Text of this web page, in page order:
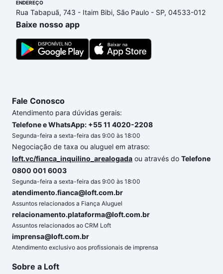
ainda tem alguma dúvida dos custos envolvidos no
processo de compra, veja em nosso portal quanto
custa comprar um apartamento
gente para comprar o imóvel dos seus sonhos com
segurança e conforto. Loft, com você até as
ENDEREÇO
Rua Tabapuã, 743 - Itaim Bibi, São Paulo - SP, 04533-012
Baixe nosso app
Fale Conosco
Atendimento para dúvidas gerais:
Telefone e WhatsApp: +55 11 4020-2208
Segunda-feira a sexta-feira das 9:00 às 18:00
Negociação de taxa ou aluguel em atraso:
loft.vc/fianca_inquilino_arealogada ou através do Telefone
0800 001 6003
Segunda-feira a sexta-feira das 9:00 às 18:00
atendimento.fianca@loft.com.br
Assuntos relacionados a Fiança Aluguel
relacionamento.plataforma@loft.com.br
Assuntos relacionados ao CRM Loft
imprensa@loft.com.br
Atendimento exclusivo aos profissionais de imprensa
Sobre a Loft